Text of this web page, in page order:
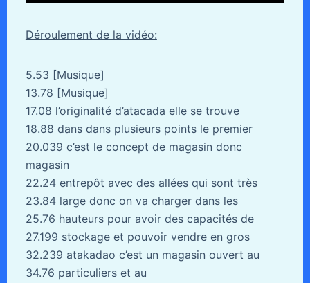
Déroulement de la vidéo:
5.53 [Musique]
13.78 [Musique]
17.08 l’originalité d’atacada elle se trouve
18.88 dans dans plusieurs points le premier
20.039 c’est le concept de magasin donc
magasin
22.24 entrepôt avec des allées qui sont très
23.84 large donc on va charger dans les
25.76 hauteurs pour avoir des capacités de
27.199 stockage et pouvoir vendre en gros
32.239 atakadao c’est un magasin ouvert au
34.76 particuliers et au